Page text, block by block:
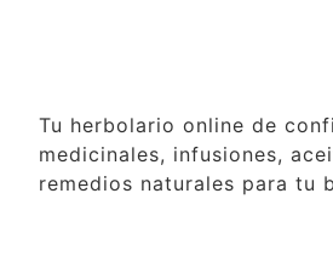
Tu herbolario online de
medicinales, infusiones,
remedios naturales para tu